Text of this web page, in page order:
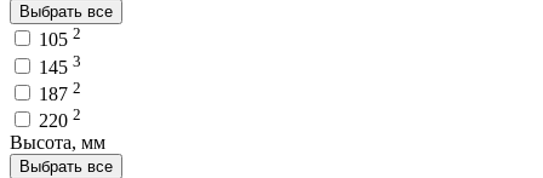
Выбрать все
105 2
145 3
187 2
220 2
Высота, мм
Выбрать все